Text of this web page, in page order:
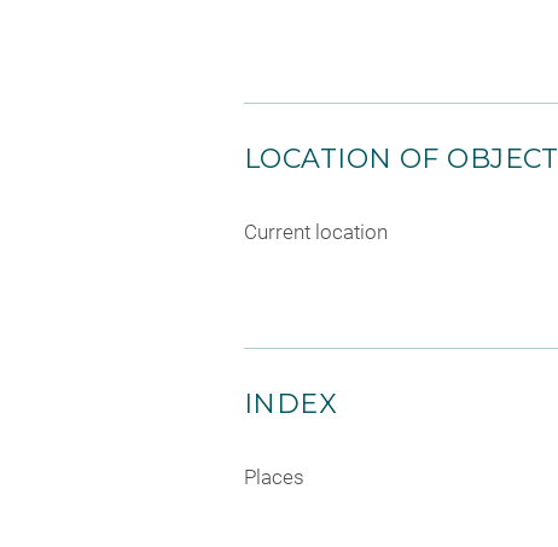
LOCATION OF OBJECT
Current location
INDEX
Places